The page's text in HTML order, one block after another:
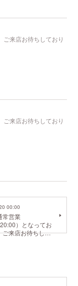
来店お待ちしており
来店お待ちしており
00:00
常営業
）となってお
ご来店お待ちし…